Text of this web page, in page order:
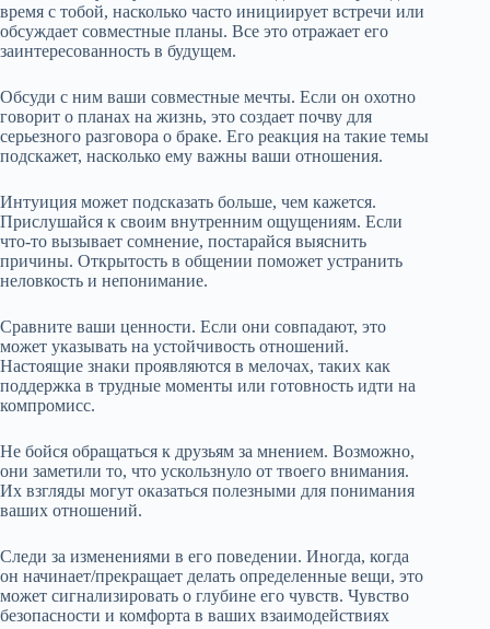
время с тобой, насколько часто инициирует встречи или
обсуждает совместные планы. Все это отражает его
заинтересованность в будущем.
Обсуди с ним ваши совместные мечты. Если он охотно
говорит о планах на жизнь, это создает почву для
серьезного разговора о браке. Его реакция на такие темы
подскажет, насколько ему важны ваши отношения.
Интуиция может подсказать больше, чем кажется.
Прислушайся к своим внутренним ощущениям. Если
что-то вызывает сомнение, постарайся выяснить
причины. Открытость в общении поможет устранить
неловкость и непонимание.
Сравните ваши ценности. Если они совпадают, это
может указывать на устойчивость отношений.
Настоящие знаки проявляются в мелочах, таких как
поддержка в трудные моменты или готовность идти на
компромисс.
Не бойся обращаться к друзьям за мнением. Возможно,
они заметили то, что ускользнуло от твоего внимания.
Их взгляды могут оказаться полезными для понимания
ваших отношений.
Следи за изменениями в его поведении. Иногда, когда
он начинает/прекращает делать определенные вещи, это
может сигнализировать о глубине его чувств. Чувство
безопасности и комфорта в ваших взаимодействиях